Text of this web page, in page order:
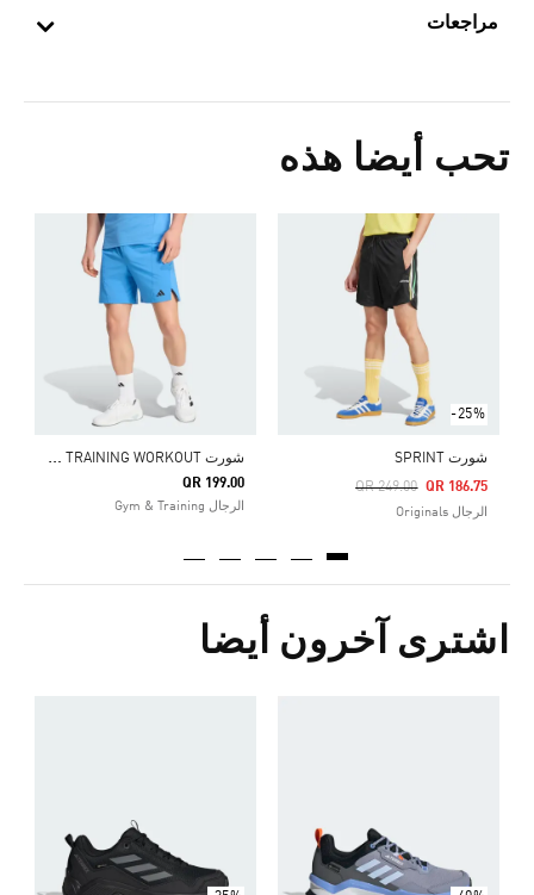
مراجعات
تحب أيضا هذه
-25%
شورت SPRINT
Price Reduced From
QR 249.00
To QR 186.75
الرجال Originals
ش
ورت DESIGNED FOR TRAINING WORKOUT
QR 199.00
الرجال Gym & Training
اشترى آخرون أيضا